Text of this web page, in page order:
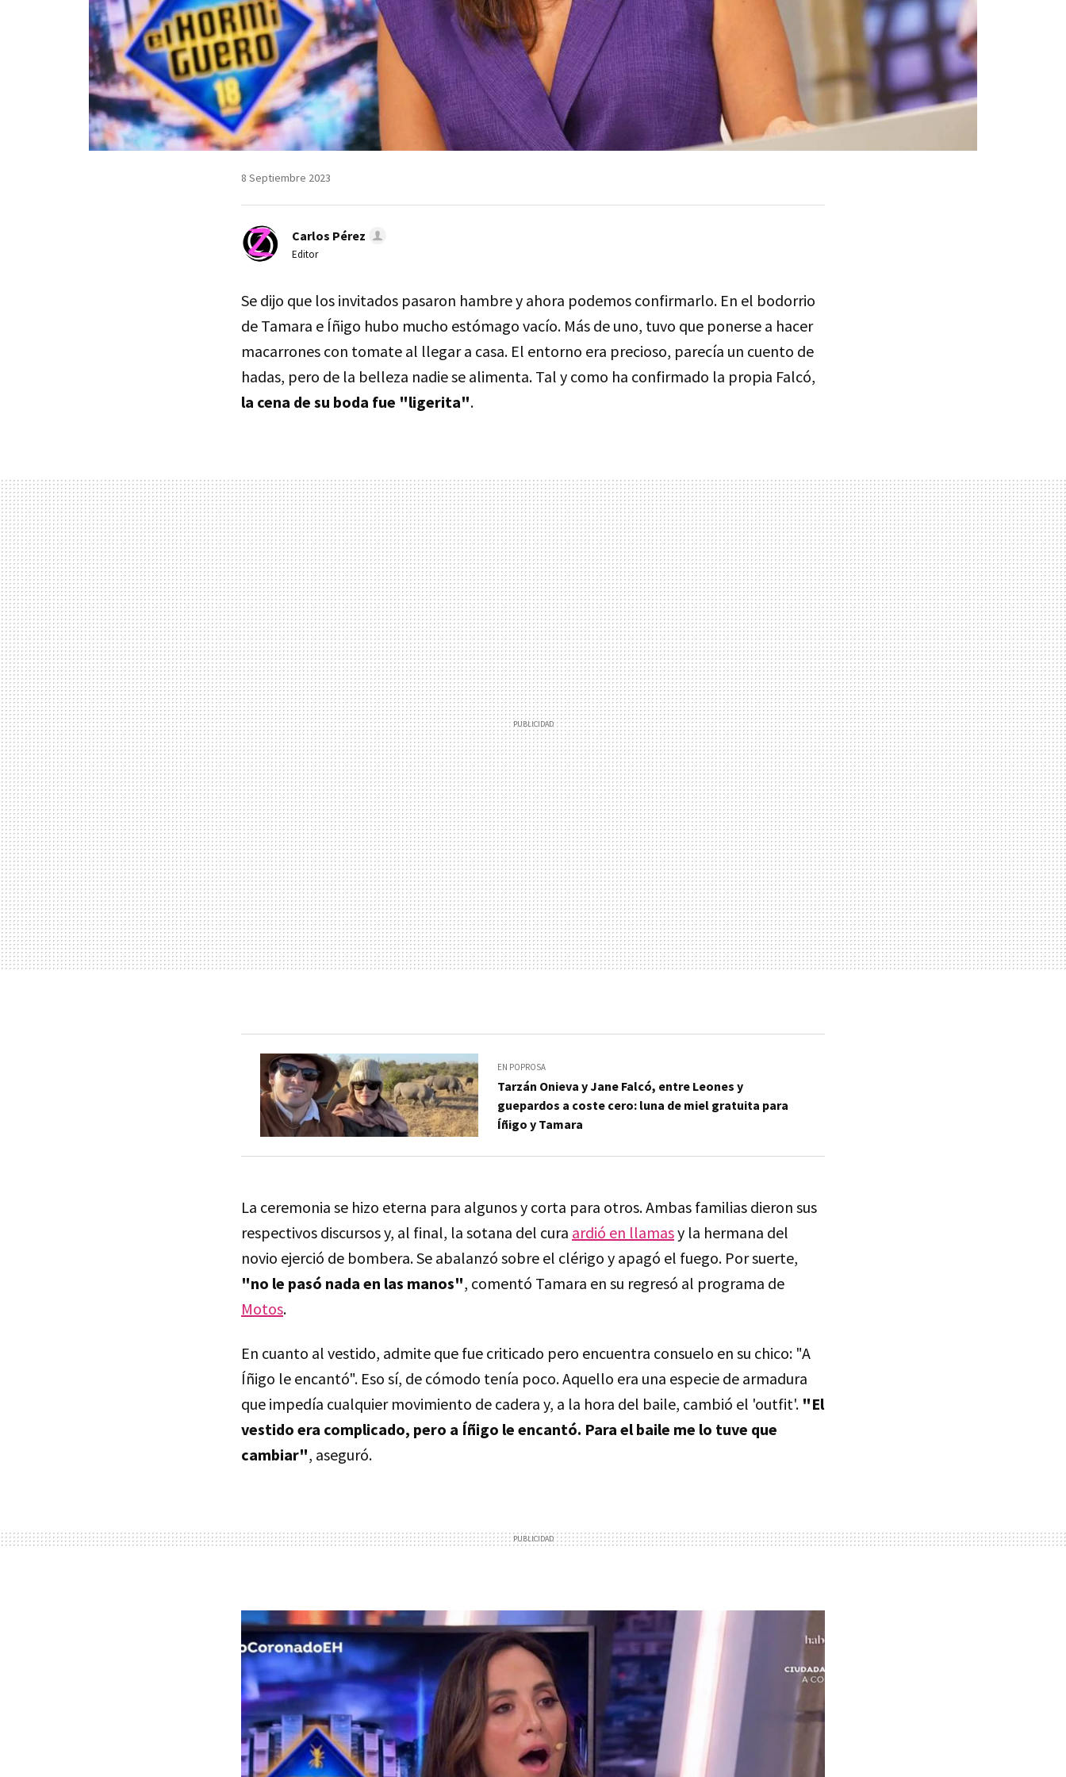
8 Septiembre 2023
Carlos Pérez
Editor
Se dijo que los invitados pasaron hambre y ahora podemos confirmarlo. En el bodorrio
de Tamara e Íñigo hubo mucho estómago vacío. Más de uno, tuvo que ponerse a hacer
macarrones con tomate al llegar a casa. El entorno era precioso, parecía un cuento de
hadas, pero de la belleza nadie se alimenta. Tal y como ha confirmado la propia Falcó,
la cena de su boda fue "ligerita".
EN POPROSA
Tarzán Onieva y Jane Falcó, entre Leones y
guepardos a coste cero: luna de miel gratuita para
Íñigo y Tamara
La ceremonia se hizo eterna para algunos y corta para otros. Ambas familias dieron sus
respectivos discursos y, al final, la sotana del cura ardió en llamasy la hermana del
novio ejerció de bombera. Se abalanzó sobre el clérigo y apagó el fuego. Por suerte,
"no le pasó nada en las manos", comentó Tamara en su regresó al programa de
Motos.
En cuanto al vestido, admite que fue criticado pero encuentra consuelo en su chico: "A
Íñigo le encantó". Eso sí, de cómodo tenía poco. Aquello era una especie de armadura
que impedía cualquier movimiento de cadera y, a la hora del baile, cambió el 'outfit'. "El
vestido era complicado, pero a Íñigo le encantó. Para el baile me lo tuve que
cambiar", aseguró.